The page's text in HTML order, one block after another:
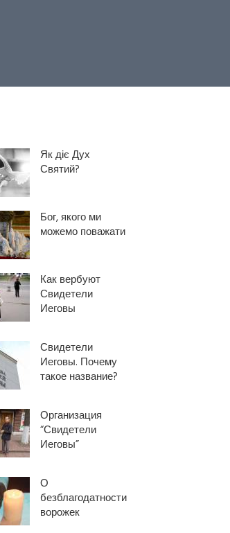
Як діє Дух
Святий?
Бог, якого ми
можемо поважати
Как вербуют
Свидетели
Иеговы
Свидетели
Иеговы. Почему
такое название?
Организация
“Свидетели
Иеговы”
О
безблагодатности
ворожек